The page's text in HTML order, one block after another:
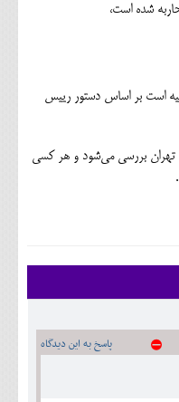
شده است،
است بر اساس دستور رییس
تهران بررسی می‌شود و هر کسی
پاسخ به این دیدگاه